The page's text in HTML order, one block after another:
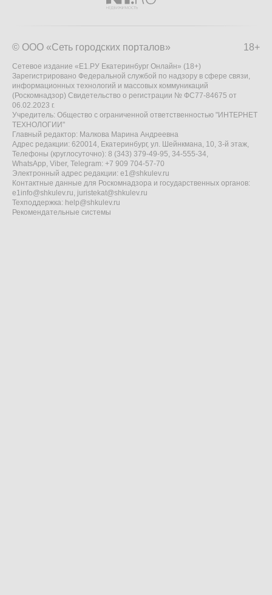
18+
© ООО «Сеть городских порталов»
Сетевое издание «Е1.РУ Екатеринбург Онлайн» (18+)
Зарегистрировано Федеральной службой по надзору в сфере связи,
информационных технологий и массовых коммуникаций
(Роскомнадзор) Свидетельство о регистрации № ФС77-84675 от
06.02.2023 г.
Учредитель: Общество с ограниченной ответственностью "ИНТЕРНЕТ
ТЕХНОЛОГИИ"
Главный редактор: Малкова Марина Андреевна
Адрес редакции: 620014, Екатеринбург, ул. Шейнкмана, 10, 3-й этаж,
Телефоны (круглосуточно): 8 (343) 379-49-95, 34-555-34,
WhatsApp, Viber, Telegram: +7 909 704-57-70
Электронный адрес редакции: e1@shkulev.ru
Контактные данные для Роскомнадзора и государственных органов:
e1info@shkulev.ru, juristekat@shkulev.ru
Техподдержка: help@shkulev.ru
Рекомендательные системы